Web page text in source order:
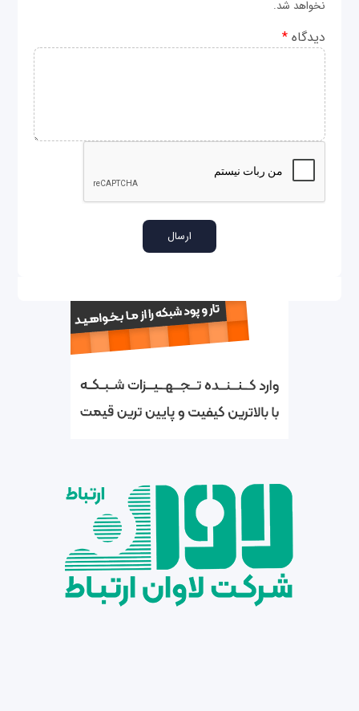
نخواهد شد.
دیدگاه*